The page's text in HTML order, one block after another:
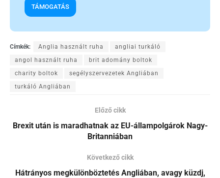
TÁMOGATÁS
Címkék: Anglia használt ruha
angliai turkáló
angol használt ruha
brit adomány boltok
charity boltok
segélyszervezetek Angliában
turkáló Angliában
Előző cikk
Brexit után is maradhatnak az EU-állampolgárok Nagy-
Britanniában
Következő cikk
Hátrányos megkülönböztetés Angliában, avagy küzdj,